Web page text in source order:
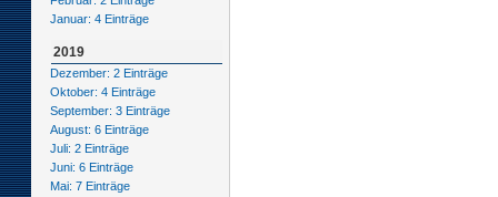
Januar: 4 Einträge
2019
Dezember: 2 Einträge
Oktober: 4 Einträge
September: 3 Einträge
August: 6 Einträge
Juli: 2 Einträge
Juni: 6 Einträge
Mai: 7 Einträge